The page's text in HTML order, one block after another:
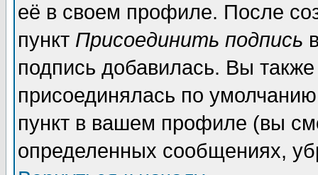
её в своем профиле. После
пункт Присоединить подпись
подпись добавилась. Вы
присоединялась по
пункт в вашем профиле (вы
определенных сообщениях,